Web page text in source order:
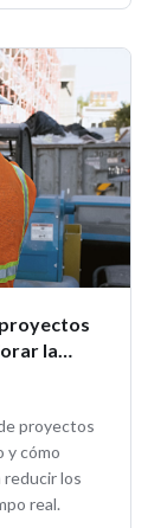
la
proyectos
y cómo
reducir los
real.